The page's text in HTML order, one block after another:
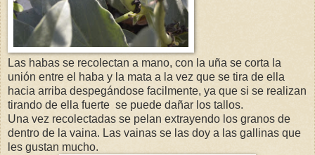
Las habas se recolectan a mano, con la uña se corta la
unión entre el haba y la mata a la vez que se tira de ella
hacia arriba despegándose facilmente, ya que si se realizan
tirando de ella fuerte se puede dañar los tallos.
Una vez recolectadas se pelan extrayendo los granos de
dentro de la vaina. Las vainas se las doy a las gallinas que
les gustan mucho.